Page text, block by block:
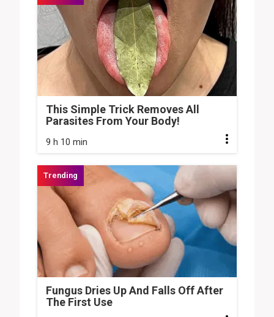
This Simple Trick Removes All
Parasites From Your Body!
9 h 10 min
Fungus Dries Up And Falls Off After
The First Use